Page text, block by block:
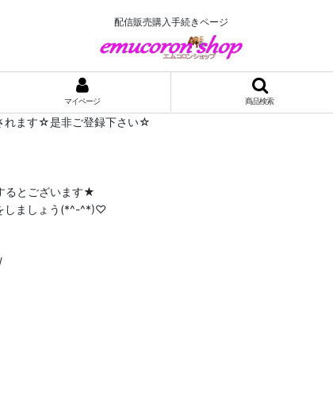
配信販売購入手続きページ
マイページ 商品検索
れます☆是非ご登録下さい☆
るとございます★
しましょう(*^-^*)♡